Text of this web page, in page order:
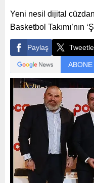
Yeni nesil dijital
Basketbol Takımı’nın
Paylaş Tweetle
ABONE